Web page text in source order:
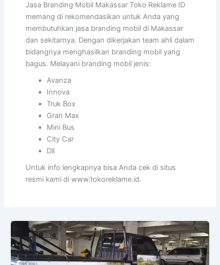
Jasa Branding Mobil Makassar Toko Reklame ID
memang di rekomendasikan untuk Anda yang
membutuhkan jasa branding mobil di Makassar
dan sekitarnya. Dengan dikerjakan team ahli dalam
bidangnya menghasilkan branding mobil yang
bagus. Melayani branding mobil jenis:
Avanza
Innova
Truk Box
Gran Max
Mini Bus
City Car
Dll
Untuk info lengkapnya bisa Anda cek di situs
resmi kami di www.tokoreklame.id.